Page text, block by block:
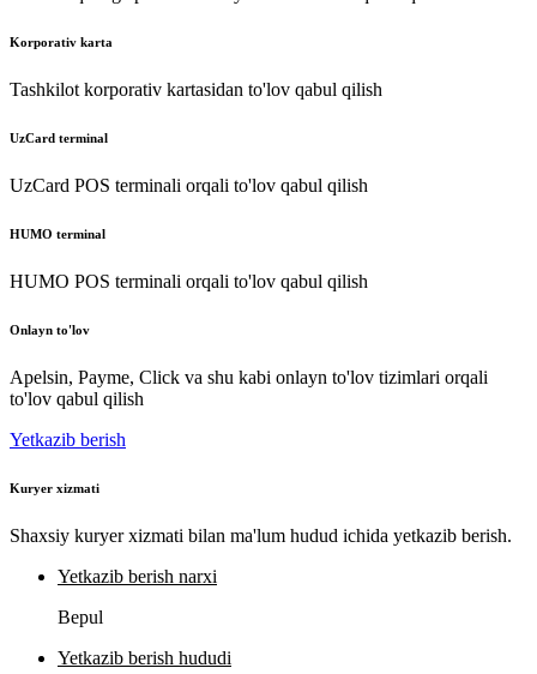
Korporativ karta
Tashkilot korporativ kartasidan to'lov qabul qilish
UzCard terminal
UzCard POS terminali orqali to'lov qabul qilish
HUMO terminal
HUMO POS terminali orqali to'lov qabul qilish
Onlayn to'lov
Apelsin, Payme, Click va shu kabi onlayn to'lov tizimlari orqali
to'lov qabul qilish
Yetkazib berish
Kuryer xizmati
Shaxsiy kuryer xizmati bilan ma'lum hudud ichida yetkazib berish.
Yetkazib berish narxi
Bepul
Yetkazib berish hududi